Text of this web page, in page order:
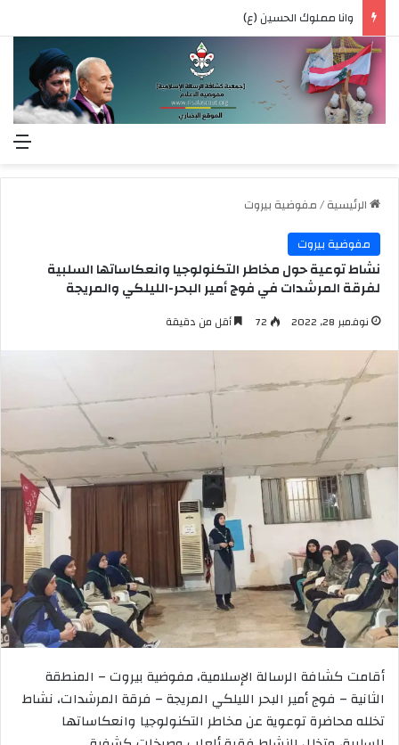
وانا مملوك الحسين (ع)
الرئيسية/مفوضية بيروت
مفوضية بيروت
نشاط توعية حول مخاطر التكنولوجيا وانعكاساتها السلبية
لفرقة المرشدات في فوج أمير البحر-الليلكي والمريجة
نوفمبر 28, 2022 72 أقل من دقيقة
أقامت كشافة الرسالة الإسلامية، مفوضية بيروت – المنطقة
الثانية – فوج أمير البحر الليلكي المريجة – فرقة المرشدات، نشاط
تخلله محاضرة توعوية عن مخاطر التكنولوجيا وانعكاساتها